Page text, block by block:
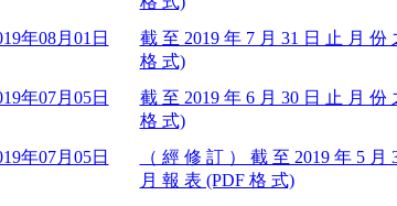
年08月01日
截 至 2019 年 7 月 31 日 止 月
格 式)
年07月05日
截 至 2019 年 6 月 30 日 止 月
格 式)
年07月05日
（ 經 修 訂 ） 截 至 2019 年 5
月 報 表 (PDF 格 式)